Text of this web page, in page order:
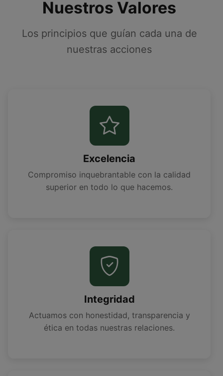
Nuestros Valores
Los principios que guían cada una de
nuestras acciones
Excelencia
Compromiso inquebrantable con la calidad
superior en todo lo que hacemos.
Integridad
Actuamos con honestidad, transparencia y
ética en todas nuestras relaciones.